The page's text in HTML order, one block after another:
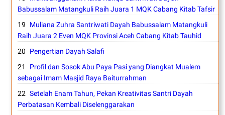
Babussalam Matangkuli Raih Juara 1 MQK Cabang Kitab Tafsir
Muliana Zuhra Santriwati Dayah Babussalam Matangkuli
Raih Juara 2 Even MQK Provinsi Aceh Cabang Kitab Tauhid
Pengertian Dayah Salafi
Profil dan Sosok Abu Paya Pasi yang Diangkat Mualem
sebagai Imam Masjid Raya Baiturrahman
Setelah Enam Tahun, Pekan Kreativitas Santri Dayah
Perbatasan Kembali Diselenggarakan